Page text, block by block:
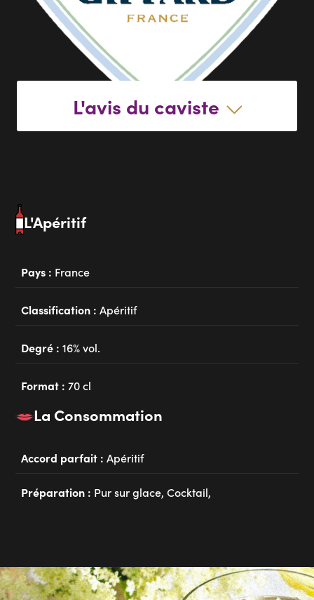
L'avis du caviste
L'Apéritif
Pays : France
Classification :Apéritif
Degré :16% vol.
Format :70 cl
La Consommation
Accord parfait :Apéritif
Préparation : Pur sur glace, Cocktail,